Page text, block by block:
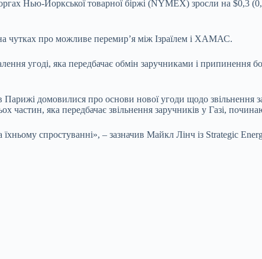
Нью-Йоркської товарної біржі (NYMEX) зросли на $0,3
чутках про можливе перемир’я між Ізраїлем і ХАМАС.
угоді, яка передбачає обмін заручниками і припинення
домовилися про основи нової угоди щодо звільнення
яка передбачає звільнення заручників у Газі,
спростуванні», – зазначив Майкл Лінч із Strategic